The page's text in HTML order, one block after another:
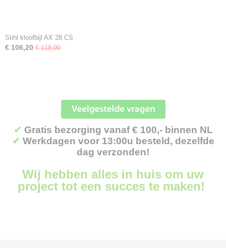
Stihl kloofbijl AX 28 CS
€ 106,20 € 118,00
✔ Gratis bezorging vanaf € 100,- binnen NL
✔ Werkdagen voor 13:00u besteld, dezelfde
dag verzonden!
Wij hebben alles in huis om uw
project tot een succes te maken!